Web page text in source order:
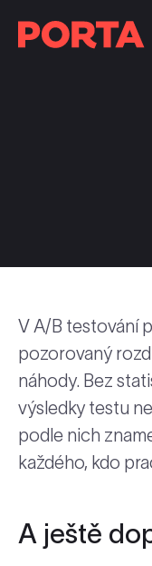
V A/B testování
pozorovaný
náhody. Bez
výsledky testu
podle nich
každého, kdo
A ještě